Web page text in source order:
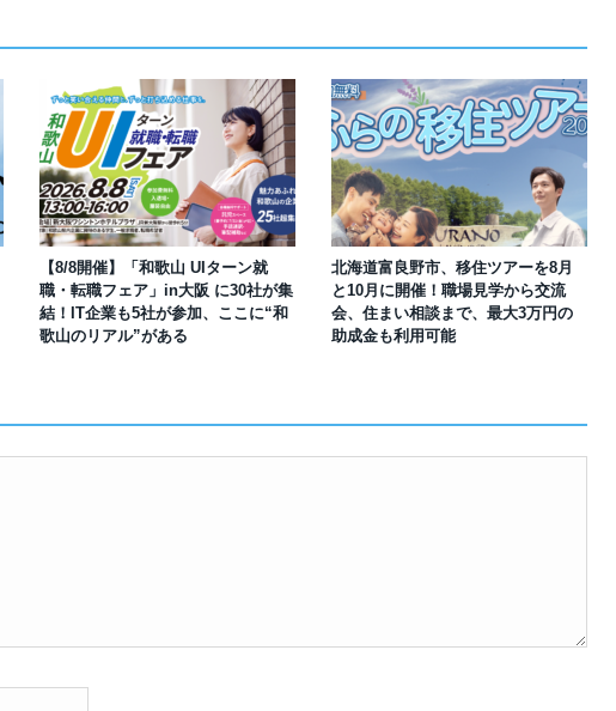
【8/8開催】「和歌山 UIターン就
職・転職フェア」in大阪 に30社が集
結！IT企業も5社が参加、ここに“和
歌山のリアル”がある
北海道富良野市、移住ツアーを8月
と10月に開催！職場見学から交流
会、住まい相談まで、最大3万円の
助成金も利用可能
千葉の“小江戸” 香取市が第4回「おためし移住体験」の参加者を募集中！1
人1泊2,000円を補助、築100年超の古民家に宿泊も
岡山市、都市圏のデジタルコンテンツ企業向け視察ツアーを8月末に開催！
企業訪問や専門学生と交流、申し込みは7/27まで
学生対象の「とっとり IT summerCAMP 2026」9/24~26開催！チームでシ
ステム開発、県内IT企業やエンジニアとの交流も
利用者の45％・100人超が移住！奈良市お試し移住制度、宿のオーナーがナ
ビゲートする新サービス「まち案内」が追加
愛知県西尾市、定住移住サイト「にし推し暮らし」を開設！転出者やファミ
リー層に魅力を発信、データや支援制度も充実
【6/27開催】参加無料！いしかわUIターン大相談会 in大阪 自治体・支援団
体に加え、能美市のソフトウェア開発会社も参戦
【6/20開催】「札幌UIターン就職フェアin東京」に優良企業28社が集結！エ
ンジニア募集のソフトウェア開発企業も複数参加
【6/13開催】島根県内18市町村、IT転職支援機関が大阪に集う移住相談会！
6/6には“人間関係”をテーマにオンラインツアー